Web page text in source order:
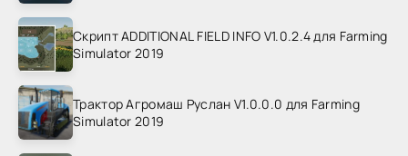
Скрипт ADDITIONAL FIELD INFO V1.0.2.4 для Farming
Simulator 2019
Трактор Агромаш Руслан V1.0.0.0 для Farming
Simulator 2019